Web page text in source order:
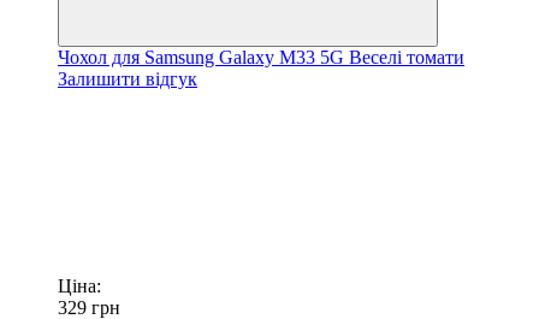
Чохол для Samsung Galaxy M33 5G Веселі томати
Залишити відгук
Ціна:
329 грн